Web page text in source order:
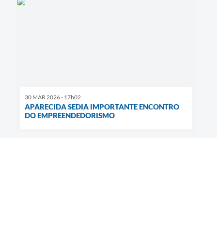
30 MAR 2026 - 17h02
APARECIDA SEDIA IMPORTANTE ENCONTRO
DO EMPREENDEDORISMO